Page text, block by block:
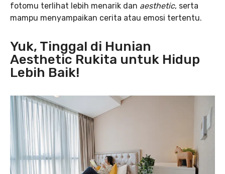
fotomu terlihat lebih menarik dan aesthetic, serta
mampu menyampaikan cerita atau emosi tertentu.
Yuk, Tinggal di Hunian
Aesthetic Rukita untuk Hidup
Lebih Baik!